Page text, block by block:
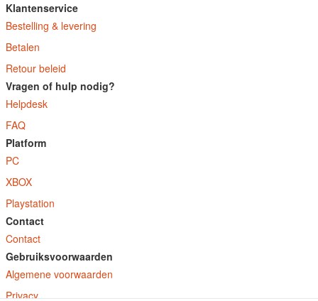
Klantenservice
Bestelling & levering
Betalen
Retour beleid
Vragen of hulp nodig?
Helpdesk
FAQ
Platform
PC
XBOX
Playstation
Contact
Contact
Gebruiksvoorwaarden
Algemene voorwaarden
Privacy